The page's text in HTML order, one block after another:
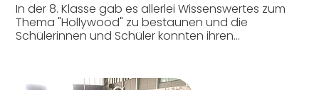
In der 8. Klasse gab es allerlei Wissenswertes zum
Thema "Hollywood" zu bestaunen und die
Schülerinnen und Schüler konnten ihren…